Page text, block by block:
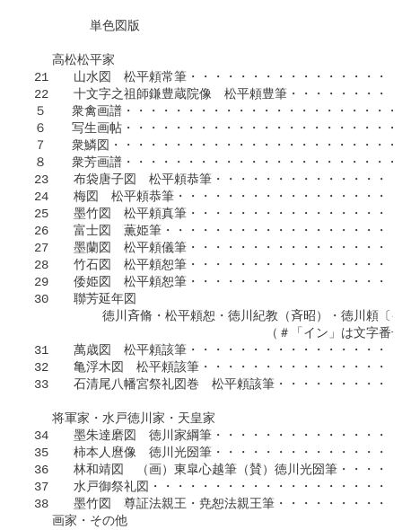
単色図版
高松松平家
21　　山水図　松平頼常筆・・・・・・・・・・・・・・・・
22　　十文字之祖師鎌豊蔵院像　松平頼豊筆・・・・・・・・
５　　衆禽画譜・・・・・・・・・・・・・・・・・・・・・
６　　写生画帖・・・・・・・・・・・・・・・・・・・・・
７　　衆鱗図・・・・・・・・・・・・・・・・・・・・・・
８　　衆芳画譜・・・・・・・・・・・・・・・・・・・・・
23　　布袋唐子図　松平頼恭筆・・・・・・・・・・・・・・
24　　梅図　松平頼恭筆・・・・・・・・・・・・・・・・・
25　　墨竹図　松平頼真筆・・・・・・・・・・・・・・・・
26　　富士図　薫姫筆・・・・・・・・・・・・・・・・・・
27　　墨蘭図　松平頼儀筆・・・・・・・・・・・・・・・・
28　　竹石図　松平頼恕筆・・・・・・・・・・・・・・・・
29　　倭姫図　松平頼恕筆・・・・・・・・・・・・・・・・
30　　聯芳延年図
徳川斉脩・松平頼恕・徳川紀教（斉昭）・徳川頼〔イ
（＃「イン」は文字番号
31　　萬歳図　松平頼該筆・・・・・・・・・・・・・・・・
32　　亀浮木図　松平頼該筆・・・・・・・・・・・・・・・
33　　石清尾八幡宮祭礼図巻　松平頼該筆・・・・・・・・・
将軍家・水戸徳川家・天皇家
34　　墨朱達磨図　徳川家綱筆・・・・・・・・・・・・・・
35　　柿本人麿像　徳川光圀筆・・・・・・・・・・・・・・
36　　林和靖図　（画）東皐心越筆（賛）徳川光圀筆・・・・
37　　水戸御祭礼図・・・・・・・・・・・・・・・・・・・
38　　墨竹図　尊証法親王・尭恕法親王筆・・・・・・・・・
画家・その他